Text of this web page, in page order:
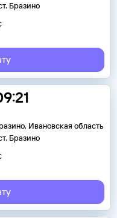
Бразино
Ивановская область
Бразино